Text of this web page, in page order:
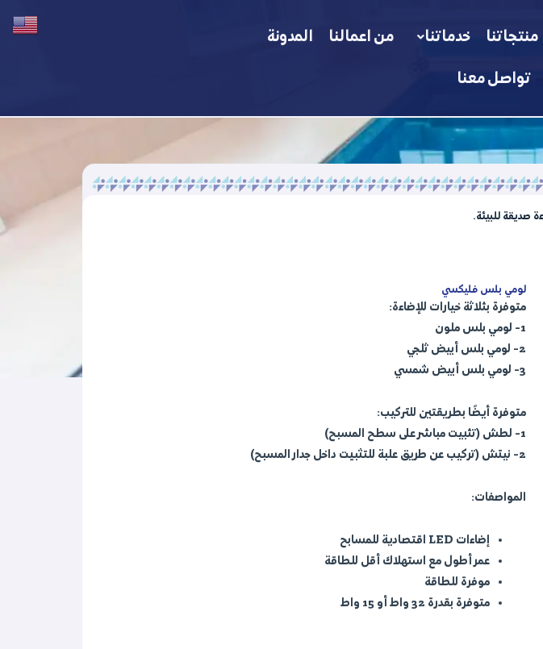
منتجاتنا خدماتنا من اعمالنا المدونة
تواصل معنا
صديقة للبيئة.
لومي بلس فليكسي
متوفرة بثلاثة خيارات للإضاءة:
1-
لومي بلس ملون
2-
لومي بلس أبيض ثلجي
3-
لومي بلس أبيض شمسي
متوفرة أيضًا بطريقتين للتركيب:
1-
لطش (تثبيت مباشر على سطح المسبح)
2-
نيتش (تركيب عن طريق علبة للتثبيت داخل جدار المسبح)
المواصفات:
إضاءات LED اقتصادية للمسابح
عمر أطول مع استهلاك أقل للطاقة
موفرة للطاقة
متوفرة بقدرة 32 واط أو 15 واط